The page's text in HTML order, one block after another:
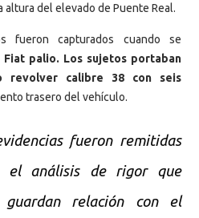
altura del elevado de Puente Real.
fueron capturados cuando se
Fiat palio. Los sujetos portaban
revolver calibre 38 con seis
trasero del vehículo.
fueron remitidas
el análisis de rigor que
relación con el